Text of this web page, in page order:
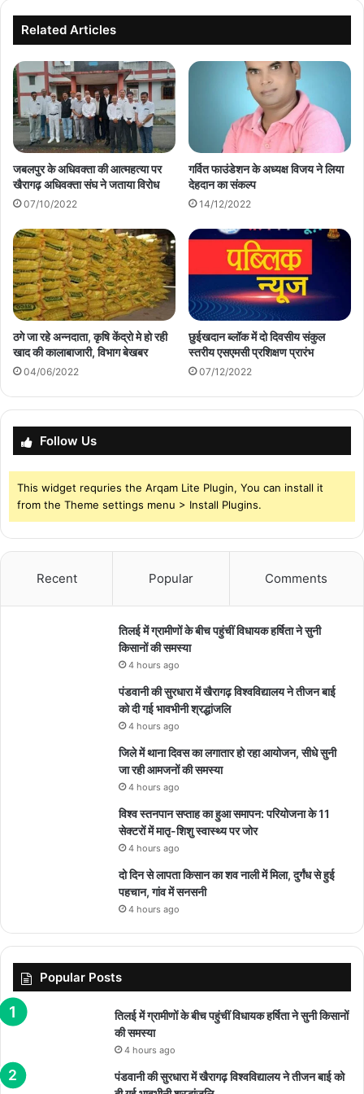
Related Articles
जबलपुर के अधिवक्ता की आत्महत्या पर
खैरागढ़ अधिवक्ता संघ ने जताया विरोध
07/10/2022
गर्वित फाउंडेशन के अध्यक्ष विजय ने लिया
देहदान का संकल्प
14/12/2022
ठगे जा रहे अन्नदाता, कृषि केंद्रो मे हो रही
खाद की कालाबाजारी, विभाग बेखबर
04/06/2022
छुईखदान ब्लॉक में दो दिवसीय संकुल
स्तरीय एसएमसी प्रशिक्षण प्रारंभ
07/12/2022
Follow Us
This widget requries the Arqam Lite Plugin, You can install it
from the Theme settings menu > Install Plugins.
Recent Popular Comments
तिलई में ग्रामीणों के बीच पहुंचीं विधायक हर्षिता ने सुनी
किसानों की समस्या
4 hours ago
पंडवानी की सुरधारा में खैरागढ़ विश्वविद्यालय ने तीजन बाई
को दी गई भावभीनी श्रद्धांजलि
4 hours ago
जिले में थाना दिवस का लगातार हो रहा आयोजन, सीधे सुनी
जा रही आमजनों की समस्या
4 hours ago
विश्व स्तनपान सप्ताह का हुआ समापन: परियोजना के 11
सेक्टरों में मातृ-शिशु स्वास्थ्य पर जोर
4 hours ago
दो दिन से लापता किसान का शव नाली में मिला, दुर्गंध से हुई
पहचान, गांव में सनसनी
4 hours ago
Popular Posts
तिलई में ग्रामीणों के बीच पहुंचीं विधायक हर्षिता ने सुनी किसानों
की समस्या
4 hours ago
पंडवानी की सुरधारा में खैरागढ़ विश्वविद्यालय ने तीजन बाई को